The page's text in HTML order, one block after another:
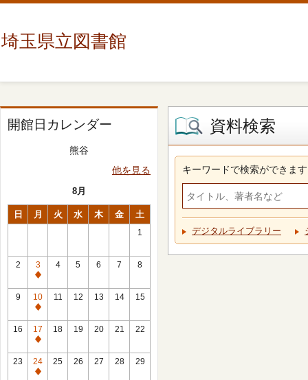
埼玉県立図書館
開館日カレンダー
熊谷
他を見る
8月
日 月 火 水 木 金 土
1
2
3
休
館
日
4 5 6 7 8
9
10
休
館
日
11 12 13 14 15
16
17
休
館
日
18 19 20 21 22
23
24
休
25 26 27 28 29
資料検索
キーワードで検索ができます
デジタルライブラリー